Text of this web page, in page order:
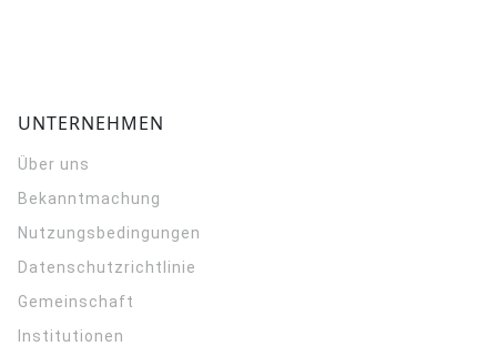
UNTERNEHMEN
Über uns
Bekanntmachung
Nutzungsbedingungen
Datenschutzrichtlinie
Gemeinschaft
Institutionen